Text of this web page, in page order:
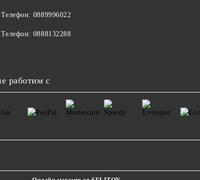
Телефон: 0889996022
Телефон: 0888132288
работим с